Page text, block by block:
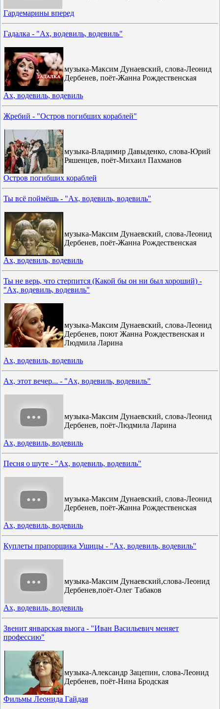
Гардемарины вперед
Гадалка - "Ах, водевиль, водевиль"
музыка-Максим Дунаевский, слова-Леонид
Дербенев, поёт-Жанна Рождественская
Ах, водевиль, водевиль
Жребий - "Остров погибших кораблей"
музыка-Владимир Давыденко, слова-Юрий
Ряшенцев, поёт-Михаил Пахманов
Остров погибших кораблей
Ты всё поймёшь - "Ах, водевиль, водевиль"
музыка-Максим Дунаевский, слова-Леонид
Дербенев, поёт-Жанна Рождественская
Ах, водевиль, водевиль
Ты не верь, что стерпится (Какой бы он ни был хороший) -
"Ах, водевиль, водевиль"
музыка-Максим Дунаевский, слова-Леонид
Дербенев, поют Жанна Рождественская и
Людмила Ларина
Ах, водевиль, водевиль
Ах, этот вечер... - "Ах, водевиль, водевиль"
музыка-Максим Дунаевский, слова-Леонид
Дербенев, поёт-Людмила Ларина
Ах, водевиль, водевиль
Песня о шуте - "Ах, водевиль, водевиль"
музыка-Максим Дунаевский, слова-Леонид
Дербенев, поёт-Жанна Рождественская
Ах, водевиль, водевиль
Куплеты прапорщика Ушицы - "Ах, водевиль, водевиль"
музыка-Максим Дунаевский,слова-Леонид
Дербенев,поёт-Олег Табаков
Ах, водевиль, водевиль
Звенит январская вьюга - "Иван Васильевич меняет
профессию"
музыка-Александр Зацепин, слова-Леонид
Дербенев, поёт-Нина Бродская
Фильмы Леонида Гайдая